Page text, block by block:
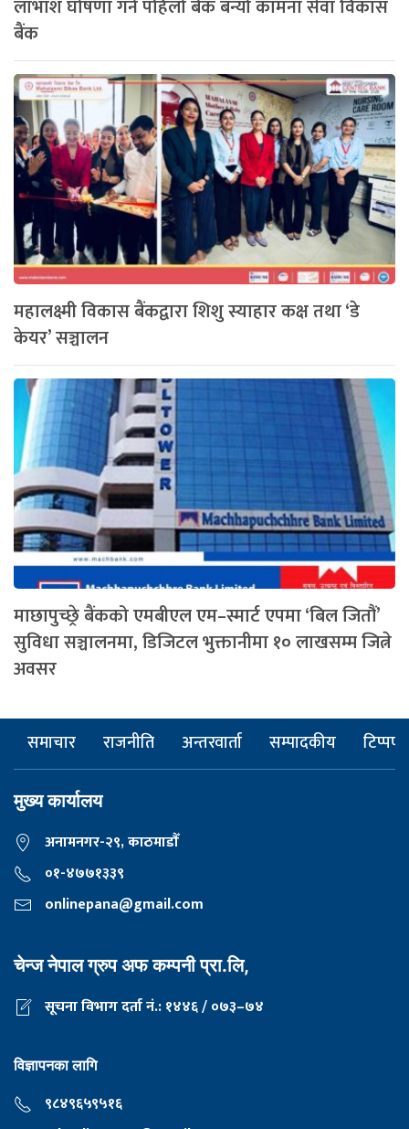
लाभाशं घोषणा गर्ने पहिलो बैंक बन्यो कामना सेवा विकास
बैंक
महालक्ष्मी विकास बैंकद्वारा शिशु स्याहार कक्ष तथा ‘डे
केयर’ सञ्चालन
माछापुच्छ्रे बैंकको एमबीएल एम–स्मार्ट एपमा ‘बिल जितौं’
सुविधा सञ्चालनमा, डिजिटल भुक्तानीमा १० लाखसम्म जित्ने
अवसर
समाचार राजनीति अन्तरवार्ता सम्पादकीय टिप्पणी
मुख्य कार्यालय
अनामनगर-२९, काठमाडाैँ
०१-४७७१३३९
onlinepana@gmail.com
चेन्ज नेपाल ग्रुप अफ कम्पनी प्रा.लि,
सूचना विभाग दर्ता नं.: १४४६ / ०७३–७४
विज्ञापनका लागि
९८४९६५९५१६